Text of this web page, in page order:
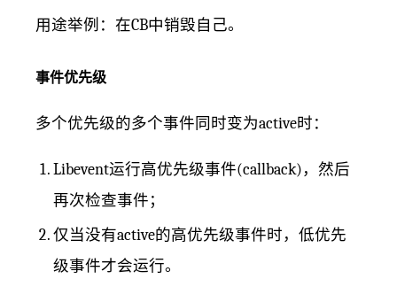
用途举例：在CB中销毁自己。
事件优先级
多个优先级的多个事件同时变为active时：
Libevent运行高优先级事件(callback)，然后
再次检查事件；
仅当没有active的高优先级事件时，低优先
级事件才会运行。